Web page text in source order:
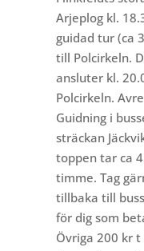
Arjeplog kl.
guidad tur (ca
till Polcirkeln.
ansluter kl.
Polcirkeln.
Guidning i
sträckan
toppen tar ca
timme. Tag
tillbaka till
för dig som
Övriga 200 kr t